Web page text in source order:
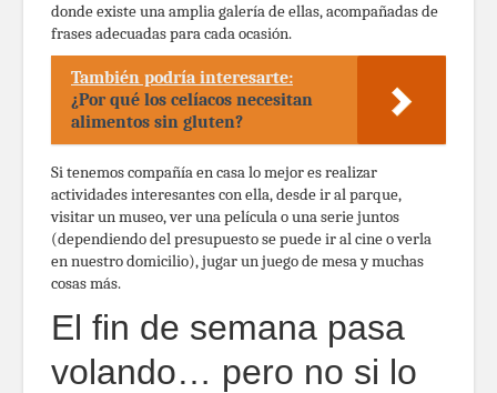
donde existe una amplia galería de ellas, acompañadas de
frases adecuadas para cada ocasión.
También podría interesarte:
¿Por qué los celíacos necesitan
alimentos sin gluten?
Si tenemos compañía en casa lo mejor es realizar
actividades interesantes con ella, desde ir al parque,
visitar un museo, ver una película o una serie juntos
(dependiendo del presupuesto se puede ir al cine o verla
en nuestro domicilio), jugar un juego de mesa y muchas
cosas más.
El fin de semana pasa
volando… pero no si lo